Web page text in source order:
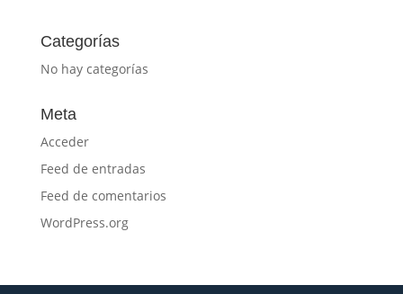
Categorías
No hay categorías
Meta
Acceder
Feed de entradas
Feed de comentarios
WordPress.org